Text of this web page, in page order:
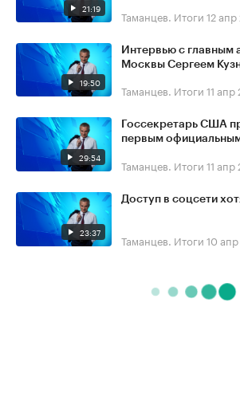
21:19 Таманцев. Итоги 12
19:50
Интервью с главным
Москвы Сергеем
Таманцев. Итоги 11 апр
29:54
Госсекретарь США
первым
Таманцев. Итоги 11 апр
23:37
Доступ в соцсети
Таманцев. Итоги 10